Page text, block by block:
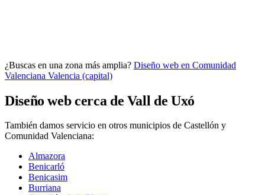
Quiero mi panel
¿Buscas en una zona más amplia? Diseño web en Comunidad
Valenciana Valencia (capital)
Diseño web cerca de Vall de Uxó
También damos servicio en otros municipios de Castellón y
Comunidad Valenciana:
Almazora
Benicarló
Benicasim
Burriana